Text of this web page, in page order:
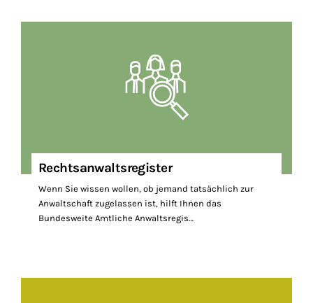
Rechtsanwaltsregister
Wenn Sie wissen wollen, ob jemand tatsächlich zur
Anwaltschaft zugelassen ist, hilft Ihnen das
Bundesweite Amtliche Anwaltsregis…